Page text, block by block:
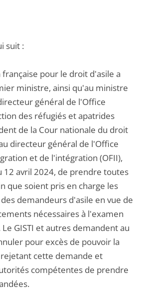
suit :
pour le droit d'asile a
ministre, ainsi qu'au ministre
général de l'Office
des réfugiés et apatrides
de la Cour nationale du droit
directeur général de l'Office
et de l'intégration (OFII),
12 avril 2024, de prendre toutes
que soient pris en charge les
demandeurs d'asile en vue de
nécessaires à l'examen
GISTI et autres demandent au
pour excès de pouvoir la
cette demande et
compétentes de prendre